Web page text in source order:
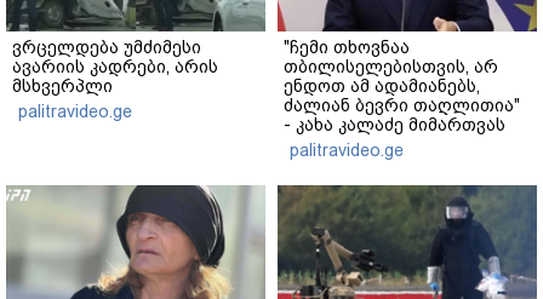
ვრცელდება უმძიმესი
ავარიის კადრები, არის
მსხვერპლი
palitravideo.ge
"ჩემი თხოვნაა
თბილისელებისთვის, არ
ენდოთ ამ ადამიანებს,
ძალიან ბევრი თაღლითია"
- კახა კალაძე მიმართვას
ავრცელებს
palitravideo.ge